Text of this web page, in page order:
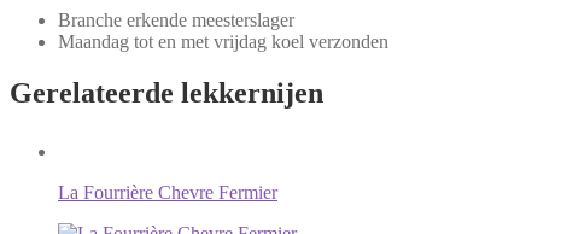
Branche erkende meesterslager
Maandag tot en met vrijdag koel verzonden
Gerelateerde lekkernijen
La Fourrière Chevre Fermier